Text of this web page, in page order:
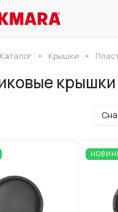
Каталог Крышки
крышки